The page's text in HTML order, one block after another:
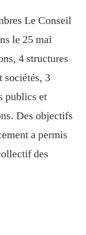
Le Conseil
le 25 mai
4 structures
sociétés, 3
publics et
Des objectifs
a permis
des